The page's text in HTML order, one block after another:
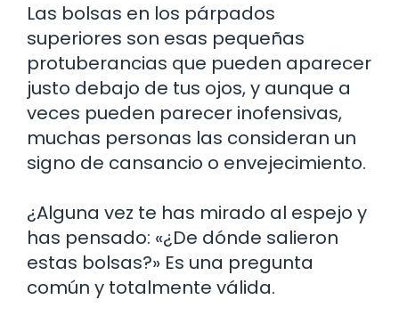
Las bolsas en los párpados
superiores son esas pequeñas
protuberancias que pueden aparecer
justo debajo de tus ojos, y aunque a
veces pueden parecer inofensivas,
muchas personas las consideran un
signo de cansancio o envejecimiento.
¿Alguna vez te has mirado al espejo y
has pensado: «¿De dónde salieron
estas bolsas?» Es una pregunta
común y totalmente válida.